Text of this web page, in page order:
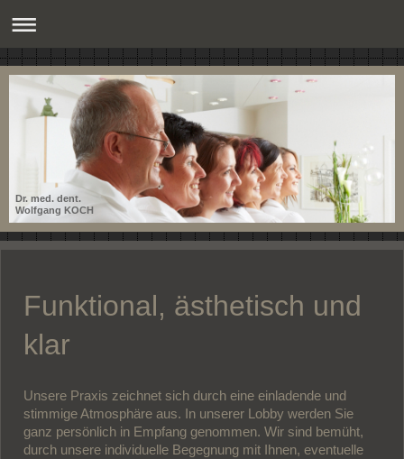
Dr. med. dent.
Wolfgang KOCH
Funktional, ästhetisch und
klar
Unsere Praxis zeichnet sich durch eine einladende und
stimmige Atmosphäre aus. In unserer Lobby werden Sie
ganz persönlich in Empfang genommen. Wir sind bemüht,
durch unsere individuelle Begegnung mit Ihnen, eventuelle